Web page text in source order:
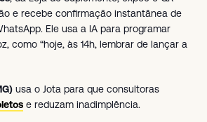
e recebe confirmação instantânea de
Ele usa a IA para programar
como “hoje, às 14h, lembrar de lançar a
usa o Jota para que consultoras
e reduzam inadimplência.